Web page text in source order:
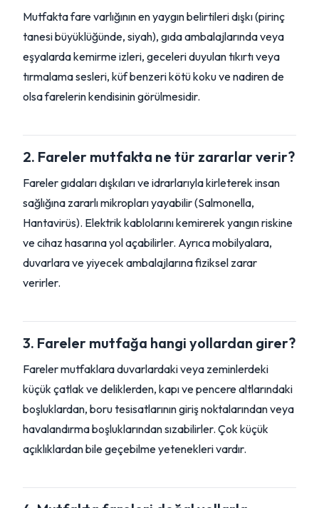
Mutfakta fare varlığının en yaygın belirtileri dışkı (pirinç
tanesi büyüklüğünde, siyah), gıda ambalajlarında veya
eşyalarda kemirme izleri, geceleri duyulan tıkırtı veya
tırmalama sesleri, küf benzeri kötü koku ve nadiren de
olsa farelerin kendisinin görülmesidir.
2. Fareler mutfakta ne tür zararlar verir?
Fareler gıdaları dışkıları ve idrarlarıyla kirleterek insan
sağlığına zararlı mikropları yayabilir (Salmonella,
Hantavirüs). Elektrik kablolarını kemirerek yangın riskine
ve cihaz hasarına yol açabilirler. Ayrıca mobilyalara,
duvarlara ve yiyecek ambalajlarına fiziksel zarar
verirler.
3. Fareler mutfağa hangi yollardan girer?
Fareler mutfaklara duvarlardaki veya zeminlerdeki
küçük çatlak ve deliklerden, kapı ve pencere altlarındaki
boşluklardan, boru tesisatlarının giriş noktalarından veya
havalandırma boşluklarından sızabilirler. Çok küçük
açıklıklardan bile geçebilme yetenekleri vardır.